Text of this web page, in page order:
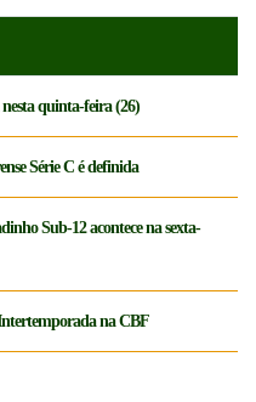
nesta quinta-feira (26)
Série C é definida
Sub-12 acontece na sexta-
na CBF